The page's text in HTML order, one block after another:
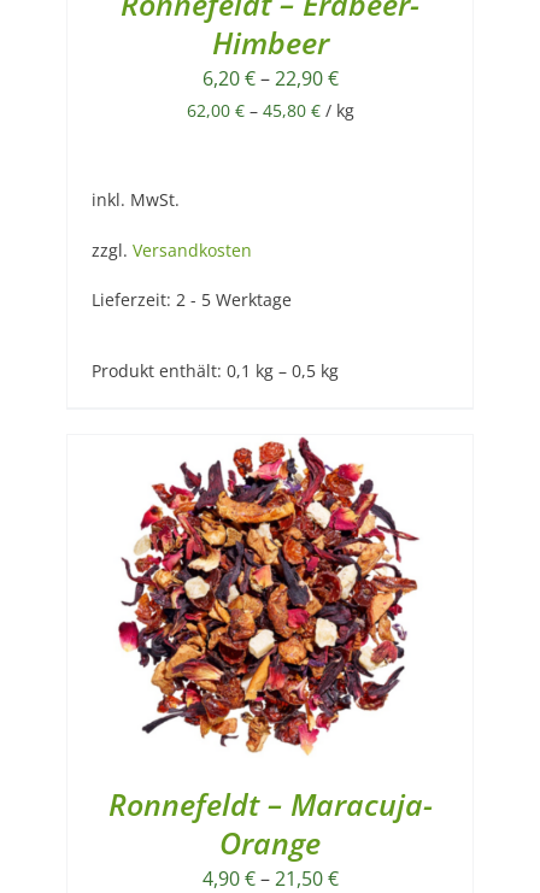
Himbeer
6,20€–22,90€
62,00 €– 45,80 €/ kg
inkl. MwSt.
zzgl. Versandkosten
Lieferzeit: 2 - 5 Werktage
Produkt enthält: 0,1 kg – 0,5 kg
Ronnefeldt – Maracuja-
Orange
4,90€–21,50€